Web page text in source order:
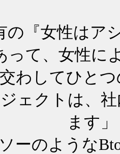
の『女性は
って、女性に
わしてひと
ェクトは、
ます
ーのような